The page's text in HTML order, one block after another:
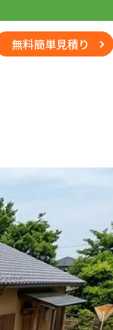
無料簡単見積り